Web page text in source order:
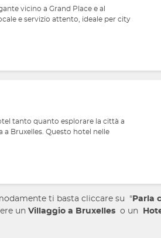
vicino a Grand Place e al
e servizio attento, ideale per city
tanto quanto esplorare la città a
a Bruxelles. Questo hotel nelle
ti basta cliccare su " Parla
un Villaggio a Bruxelles o un